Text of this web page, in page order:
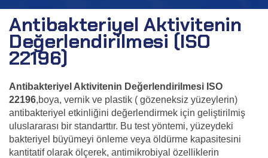
Antibakteriyel Aktivitenin
Değerlendirilmesi (ISO
22196)
Antibakteriyel Aktivitenin Değerlendirilmesi ISO
22196,boya, vernik ve plastik ( gözeneksiz yüzeylerin)
antibakteriyel etkinliğini değerlendirmek için geliştirilmiş
uluslararası bir standarttır. Bu test yöntemi, yüzeydeki
bakteriyel büyümeyi önleme veya öldürme kapasitesini
kantitatif olarak ölçerek, antimikrobiyal özelliklerin